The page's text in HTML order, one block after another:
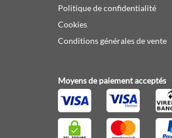
Politique de confidentialité
Cookies
Conditions générales de vente
Moyens de paiement acceptés